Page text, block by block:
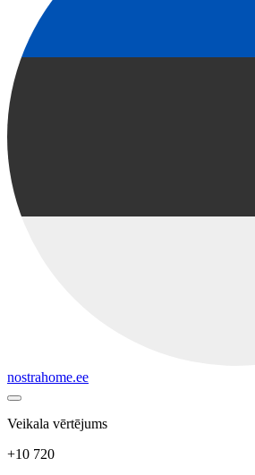
nostrahome.ee
Veikala vērtējums
+10 720